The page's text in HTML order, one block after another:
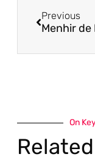
Previous
On